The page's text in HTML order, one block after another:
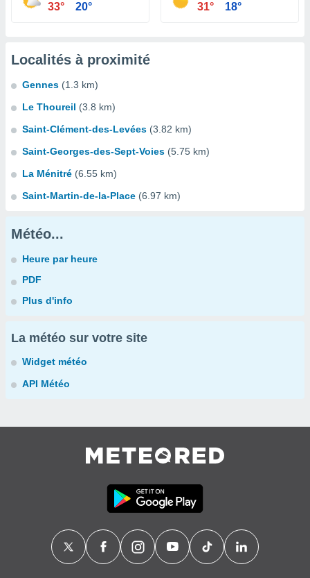
33° 20° 31° 18°
Localités à proximité
Gennes (1.3 km)
Le Thoureil (3.8 km)
Saint-Clément-des-Levées (3.82 km)
Saint-Georges-des-Sept-Voies (5.75 km)
La Ménitré (6.55 km)
Saint-Martin-de-la-Place (6.97 km)
Météo...
Heure par heure
PDF
Plus d'info
La météo sur votre site
Widget météo
API Météo